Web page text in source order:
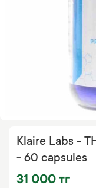
Klaire Labs -
- 60 capsules
31 000 тг